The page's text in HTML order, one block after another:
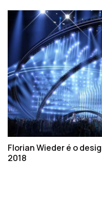
Florian Wieder é o
2018